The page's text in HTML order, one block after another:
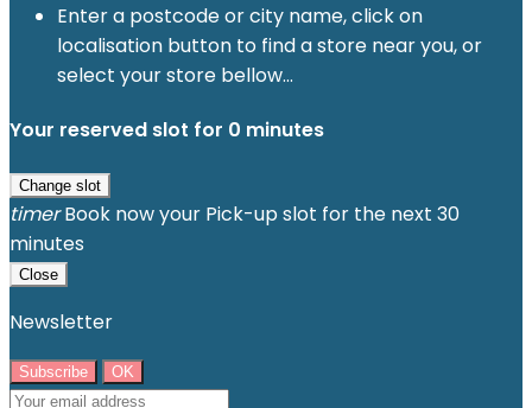
Enter a postcode or city name, click on
localisation button to find a store near you, or
select your store bellow...
Your reserved slot for 0 minutes
Change slot
timerBook now your Pick-up slot for the next 30
minutes
Close
Newsletter